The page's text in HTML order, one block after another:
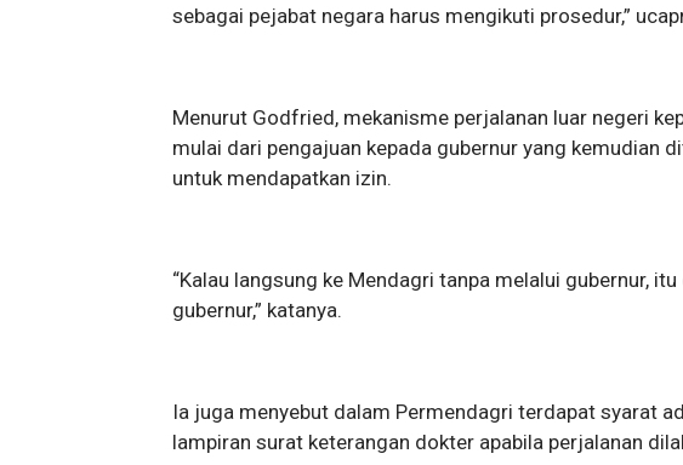
sebagai pejabat negara harus mengikuti prosedur,”
Menurut Godfried, mekanisme perjalanan luar negeri
mulai dari pengajuan kepada gubernur yang kemudian
untuk mendapatkan izin.
“Kalau langsung ke Mendagri tanpa melalui gubernur,
gubernur,” katanya.
Ia juga menyebut dalam Permendagri terdapat syarat
lampiran surat keterangan dokter apabila perjalanan